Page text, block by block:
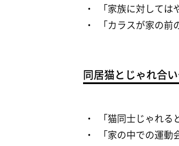
「家族に対して
「カラスが家の
同居猫とじゃれ合
「猫同士じゃれ
「家の中での運